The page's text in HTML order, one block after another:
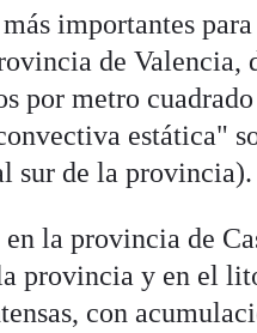
importantes
de Valencia,
por metro cuadrado
estática"
sur de la provincia).
la provincia de
provincia y en el
con